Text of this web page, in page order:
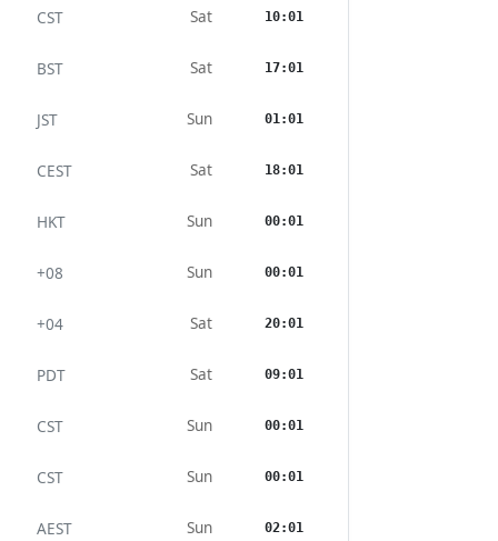
CST Sat 10:01
BST Sat 17:01
JST Sun 01:01
CEST Sat 18:01
HKT Sun 00:01
+08 Sun 00:01
+04 Sat 20:01
PDT Sat 09:01
CST Sun 00:01
CST Sun 00:01
AEST Sun 02:01